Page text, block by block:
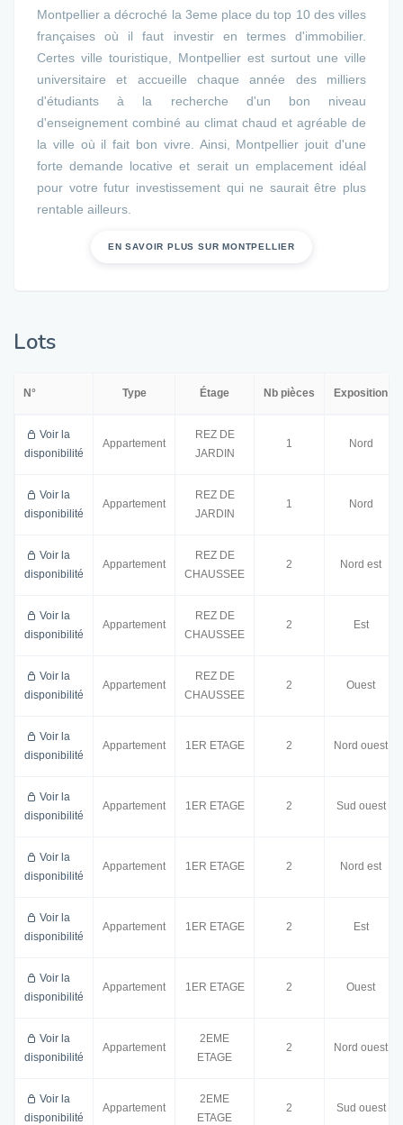
Montpellier a décroché la 3eme place du top 10 des villes
françaises où il faut investir en termes d'immobilier.
Certes ville touristique, Montpellier est surtout une ville
universitaire et accueille chaque année des milliers
d'étudiants à la recherche d'un bon niveau
d'enseignement combiné au climat chaud et agréable de
la ville où il fait bon vivre. Ainsi, Montpellier jouit d'une
forte demande locative et serait un emplacement idéal
pour votre futur investissement qui ne saurait être plus
rentable ailleurs.
EN SAVOIR PLUS SUR MONTPELLIER
Lots
N° Type Étage Nb pièces Exposition
Voir la
disponibilité
Appartement
REZ DE
JARDIN
1 Nord
Voir la
disponibilité
Appartement
REZ DE
JARDIN
1 Nord
Voir la
disponibilité
Appartement
REZ DE
CHAUSSEE
2 Nord est
Voir la
disponibilité
Appartement
REZ DE
CHAUSSEE
2 Est
Voir la
disponibilité
Appartement
REZ DE
CHAUSSEE
2 Ouest
Voir la
disponibilité
Appartement 1ER ETAGE 2 Nord ouest
Voir la
disponibilité
Appartement 1ER ETAGE 2 Sud ouest
Voir la
disponibilité
Appartement 1ER ETAGE 2 Nord est
Voir la
disponibilité
Appartement 1ER ETAGE 2 Est
Voir la
disponibilité
Appartement 1ER ETAGE 2 Ouest
Voir la
disponibilité
Appartement
2EME
ETAGE
2 Nord ouest
Voir la
disponibilité
Appartement
2EME
ETAGE
2 Sud ouest